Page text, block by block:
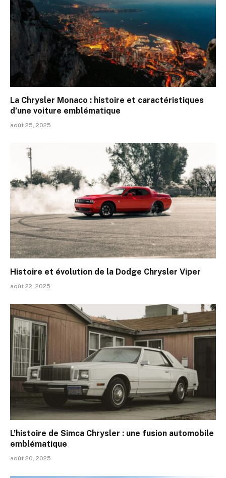
La Chrysler Monaco : histoire et caractéristiques
d’une voiture emblématique
août 25, 2025
Histoire et évolution de la Dodge Chrysler Viper
août 22, 2025
L’histoire de Simca Chrysler : une fusion automobile
emblématique
août 20, 2025